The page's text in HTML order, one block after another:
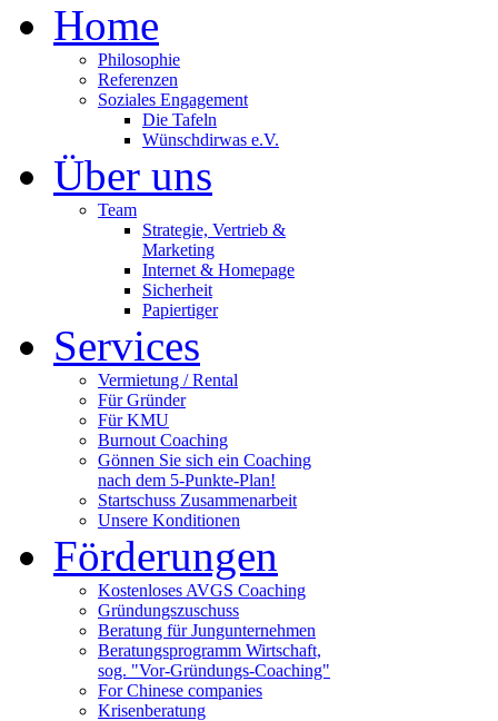
Home
Philosophie
Referenzen
Soziales Engagement
Die Tafeln
Wünschdirwas e.V.
Über uns
Team
Strategie, Vertrieb &
Marketing
Internet & Homepage
Sicherheit
Papiertiger
Services
Vermietung / Rental
Für Gründer
Für KMU
Burnout Coaching
Gönnen Sie sich ein Coaching
nach dem 5-Punkte-Plan!
Startschuss Zusammenarbeit
Unsere Konditionen
Förderungen
Kostenloses AVGS Coaching
Gründungszuschuss
Beratung für Jungunternehmen
Beratungsprogramm Wirtschaft,
sog. "Vor-Gründungs-Coaching"
For Chinese companies
Krisenberatung